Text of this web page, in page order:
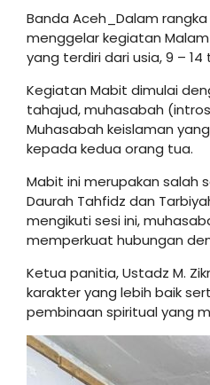
Banda Aceh_Dalam
menggelar kegiatan
yang terdiri dari usia, 9 –
Kegiatan Mabit dimulai
tahajud, muhasabah
Muhasabah keislaman
kepada kedua orang tua.
Mabit ini merupakan salah
Daurah Tahfidz dan
mengikuti sesi ini,
memperkuat hubungan
Ketua panitia, Ustadz M.
karakter yang lebih baik
pembinaan spiritual yang